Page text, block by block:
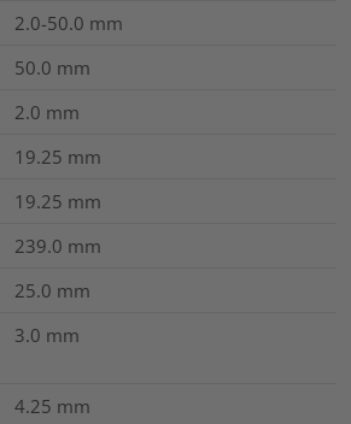
2.0-50.0 mm
50.0 mm
2.0 mm
19.25 mm
19.25 mm
239.0 mm
25.0 mm
3.0 mm
4.25 mm